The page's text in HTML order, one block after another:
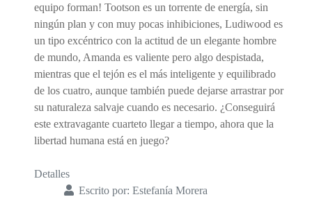
equipo forman! Tootson es un torrente de energía, sin
ningún plan y con muy pocas inhibiciones, Ludiwood es
un tipo excéntrico con la actitud de un elegante hombre
de mundo, Amanda es valiente pero algo despistada,
mientras que el tejón es el más inteligente y equilibrado
de los cuatro, aunque también puede dejarse arrastrar por
su naturaleza salvaje cuando es necesario. ¿Conseguirá
este extravagante cuarteto llegar a tiempo, ahora que la
libertad humana está en juego?
Detalles
Escrito por: Estefanía Morera